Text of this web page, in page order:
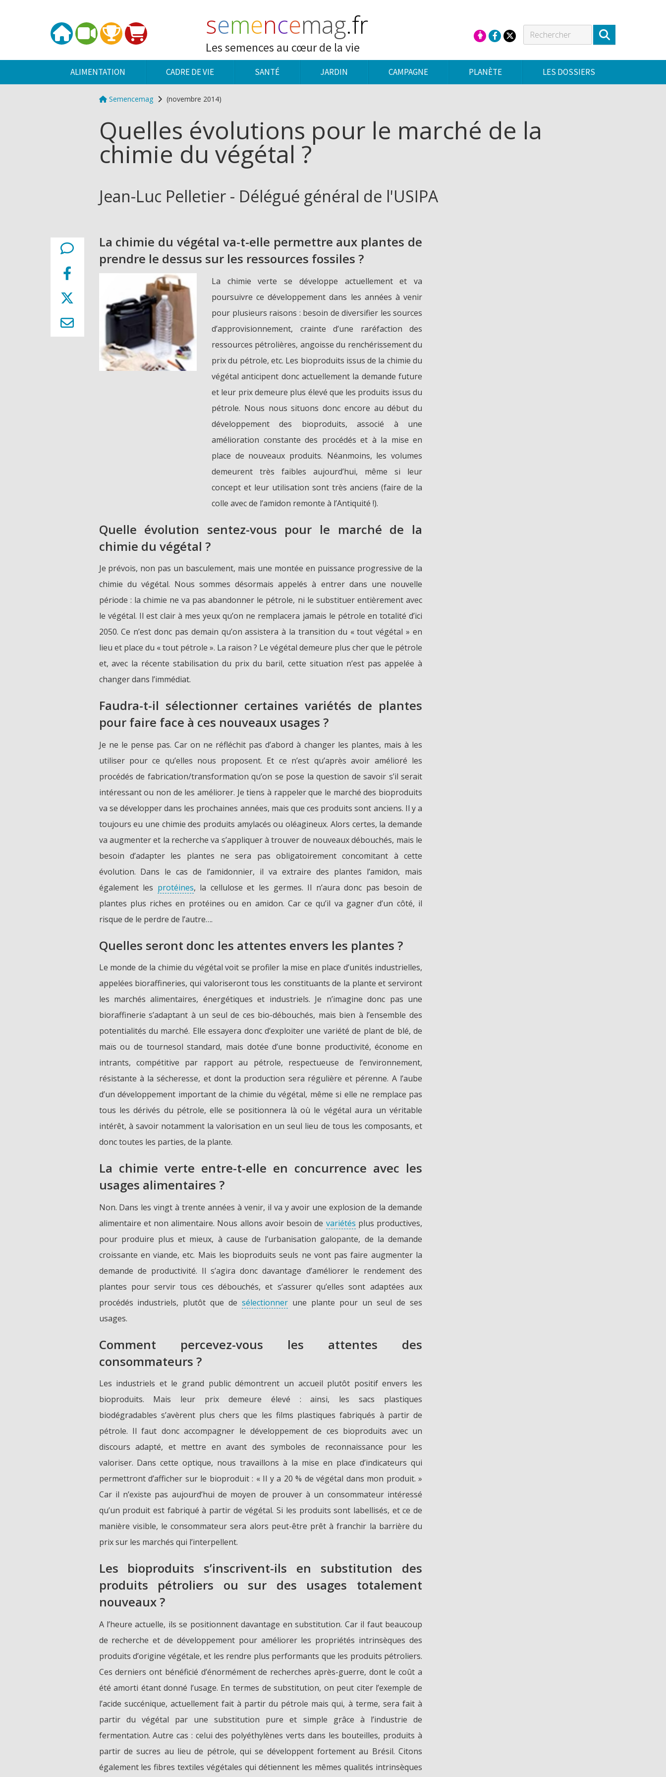
Semencemag (novembre 2014)
Quelles évolutions pour le marché de la
chimie du végétal ?
Jean-Luc Pelletier - Délégué général de l'USIPA
La chimie du végétal va-t-elle permettre aux plantes de
prendre le dessus sur les ressources fossiles ?
La chimie verte se développe actuellement et va
poursuivre ce développement dans les années à venir
pour plusieurs raisons : besoin de diversifier les sources
d’approvisionnement, crainte d’une raréfaction des
ressources pétrolières, angoisse du renchérissement du
prix du pétrole, etc. Les bioproduits issus de la chimie du
végétal anticipent donc actuellement la demande future
et leur prix demeure plus élevé que les produits issus du
pétrole. Nous nous situons donc encore au début du
développement des bioproduits, associé à une
amélioration constante des procédés et à la mise en
place de nouveaux produits. Néanmoins, les volumes
demeurent très faibles aujourd’hui, même si leur
concept et leur utilisation sont très anciens (faire de la
colle avec de l’amidon remonte à l’Antiquité !).
Quelle évolution sentez-vous pour le marché de la
chimie du végétal ?
Je prévois, non pas un basculement, mais une montée en puissance progressive de la
chimie du végétal. Nous sommes désormais appelés à entrer dans une nouvelle
période : la chimie ne va pas abandonner le pétrole, ni le substituer entièrement avec
le végétal. Il est clair à mes yeux qu’on ne remplacera jamais le pétrole en totalité d’ici
2050. Ce n’est donc pas demain qu’on assistera à la transition du « tout végétal » en
lieu et place du « tout pétrole ». La raison ? Le végétal demeure plus cher que le pétrole
et, avec la récente stabilisation du prix du baril, cette situation n’est pas appelée à
changer dans l’immédiat.
Faudra-t-il sélectionner certaines variétés de plantes
pour faire face à ces nouveaux usages ?
Je ne le pense pas. Car on ne réfléchit pas d’abord à changer les plantes, mais à les
utiliser pour ce qu’elles nous proposent. Et ce n’est qu’après avoir amélioré les
procédés de fabrication/transformation qu’on se pose la question de savoir s’il serait
intéressant ou non de les améliorer. Je tiens à rappeler que le marché des bioproduits
va se développer dans les prochaines années, mais que ces produits sont anciens. Il y a
toujours eu une chimie des produits amylacés ou oléagineux. Alors certes, la demande
va augmenter et la recherche va s’appliquer à trouver de nouveaux débouchés, mais le
besoin d’adapter les plantes ne sera pas obligatoirement concomitant à cette
évolution. Dans le cas de l’amidonnier, il va extraire des plantes l’amidon, mais
également les protéines, la cellulose et les germes. Il n’aura donc pas besoin de
plantes plus riches en protéines ou en amidon. Car ce qu’il va gagner d’un côté, il
risque de le perdre de l’autre….
Quelles seront donc les attentes envers les plantes ?
Le monde de la chimie du végétal voit se profiler la mise en place d’unités industrielles,
appelées bioraffineries, qui valoriseront tous les constituants de la plante et serviront
les marchés alimentaires, énergétiques et industriels. Je n’imagine donc pas une
bioraffinerie s’adaptant à un seul de ces bio-débouchés, mais bien à l’ensemble des
potentialités du marché. Elle essayera donc d’exploiter une variété de plant de blé, de
maïs ou de tournesol standard, mais dotée d’une bonne productivité, économe en
intrants, compétitive par rapport au pétrole, respectueuse de l’environnement,
résistante à la sécheresse, et dont la production sera régulière et pérenne. A l’aube
d’un développement important de la chimie du végétal, même si elle ne remplace pas
tous les dérivés du pétrole, elle se positionnera là où le végétal aura un véritable
intérêt, à savoir notamment la valorisation en un seul lieu de tous les composants, et
donc toutes les parties, de la plante.
La chimie verte entre-t-elle en concurrence avec les
usages alimentaires ?
Non. Dans les vingt à trente années à venir, il va y avoir une explosion de la demande
alimentaire et non alimentaire. Nous allons avoir besoin de variétés plus productives,
pour produire plus et mieux, à cause de l’urbanisation galopante, de la demande
croissante en viande, etc. Mais les bioproduits seuls ne vont pas faire augmenter la
demande de productivité. Il s’agira donc davantage d’améliorer le rendement des
plantes pour servir tous ces débouchés, et s’assurer qu’elles sont adaptées aux
procédés industriels, plutôt que desélectionner une plante pour un seul de ses
usages.
Comment percevez-vous les attentes des
consommateurs ?
Les industriels et le grand public démontrent un accueil plutôt positif envers les
bioproduits. Mais leur prix demeure élevé : ainsi, les sacs plastiques
biodégradables s’avèrent plus chers que les films plastiques fabriqués à partir de
pétrole. Il faut donc accompagner le développement de ces bioproduits avec un
discours adapté, et mettre en avant des symboles de reconnaissance pour les
valoriser. Dans cette optique, nous travaillons à la mise en place d’indicateurs qui
permettront d’afficher sur le bioproduit : « Il y a 20 % de végétal dans mon produit. »
Car il n’existe pas aujourd’hui de moyen de prouver à un consommateur intéressé
qu’un produit est fabriqué à partir de végétal. Si les produits sont labellisés, et ce de
manière visible, le consommateur sera alors peut-être prêt à franchir la barrière du
prix sur les marchés qui l’interpellent.
Les bioproduits s’inscrivent-ils en substitution des
produits pétroliers ou sur des usages totalement
nouveaux ?
A l’heure actuelle, ils se positionnent davantage en substitution. Car il faut beaucoup
de recherche et de développement pour améliorer les propriétés intrinsèques des
produits d’origine végétale, et les rendre plus performants que les produits pétroliers.
Ces derniers ont bénéficié d’énormément de recherches après-guerre, dont le coût a
été amorti étant donné l’usage. En termes de substitution, on peut citer l’exemple de
l’acide succénique, actuellement fait à partir du pétrole mais qui, à terme, sera fait à
partir du végétal par une substitution pure et simple grâce à l’industrie de
fermentation. Autre cas : celui des polyéthylènes verts dans les bouteilles, produits à
partir de sucres au lieu de pétrole, qui se développent fortement au Brésil. Citons
également les fibres textiles végétales qui détiennent les mêmes qualités intrinsèques
semencemag.fr
Les semences au cœur de la vie
ALIMENTATION CADRE DE VIE SANTÉ JARDIN CAMPAGNE PLANÈTE LES DOSSIERS